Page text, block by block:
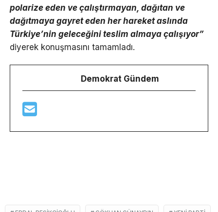
polarize eden ve çalıştırmayan, dağıtan ve
dağıtmaya gayret eden her hareket aslında
Türkiye’nin geleceğini teslim almaya çalışıyor”
diyerek konuşmasını tamamladı.
Demokrat Gündem